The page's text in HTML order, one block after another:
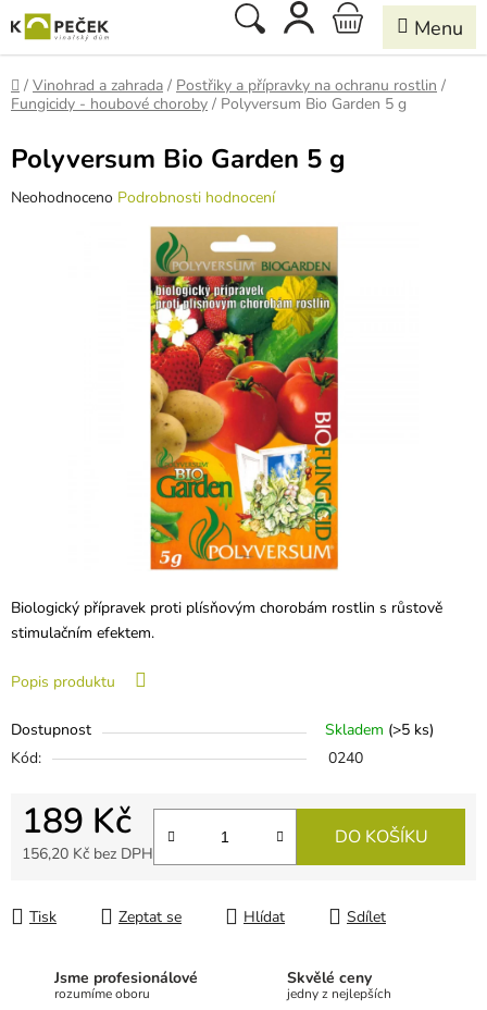
na
obsah
Hledat
NÁKUPNÍ
KOŠÍK
Domů
/ Vinohrad a zahrada / Postřiky a přípravky na ochranu rostlin /
Fungicidy - houbové choroby / Polyversum Bio Garden 5 g
Biologický přípravek proti plísňovým chorobám rostlin s růstově
stimulačním efektem.
Popis produktu
Dostupnost Skladem (>5 ks)
Kód:
0240
189 Kč
156,20 Kč bez DPH
DO KOŠÍKU
Tisk Zeptat se Hlídat Sdílet
Polyversum Bio Garden 5 g
Průměrné
Neohodnoceno Podrobnosti hodnocení
Jsme profesionálové
rozumíme oboru
Skvělé ceny
jedny z nejlepších